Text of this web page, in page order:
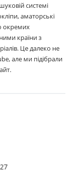
системі
аматорські
окремих
країни з
Це далеко не
але ми підібрали